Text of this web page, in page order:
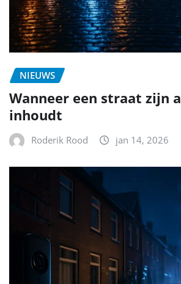
NIEUWS
Wanneer een straat zijn
inhoudt
Roderik Rood jan 14, 2026